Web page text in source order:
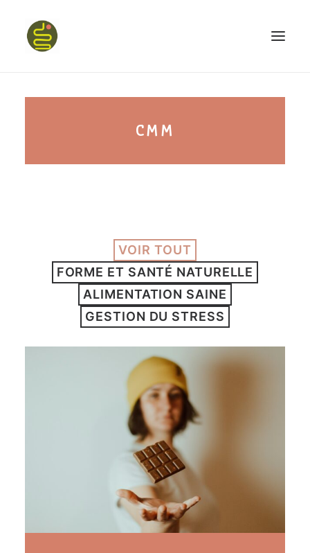
PROGRAMME HAPPY BELLY
CONFÉRENCES
podcast kinoa
ARTICLES
YOGA
faire le quiz
Recherche
Panier
CMM
VOIR TOUT
FORME ET SANTÉ NATURELLE
ALIMENTATION SAINE
GESTION DU STRESS